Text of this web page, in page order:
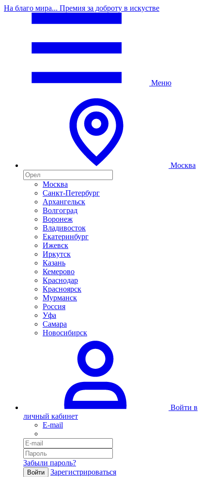
На благо мира... Премия за доброту в искустве
Меню
Москва
Москва
Санкт-Петербург
Архангельск
Волгоград
Воронеж
Владивосток
Екатеринбург
Ижевск
Иркутск
Казань
Кемерово
Краснодар
Красноярск
Мурманск
Россия
Уфа
Самара
Новосибирск
Войти в
личный кабинет
E-mail
Забыли пароль?
Войти Зарегистрироваться